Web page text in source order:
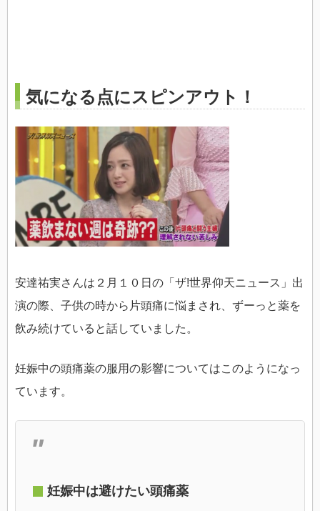
気になる点にスピンアウト！
安達祐実さんは２月１０日の「ザ!世界仰天ニュース」出
演の際、子供の時から片頭痛に悩まされ、ずーっと薬を
飲み続けていると話していました。
妊娠中の頭痛薬の服用の影響についてはこのようになっ
ています。
妊娠中は避けたい頭痛薬